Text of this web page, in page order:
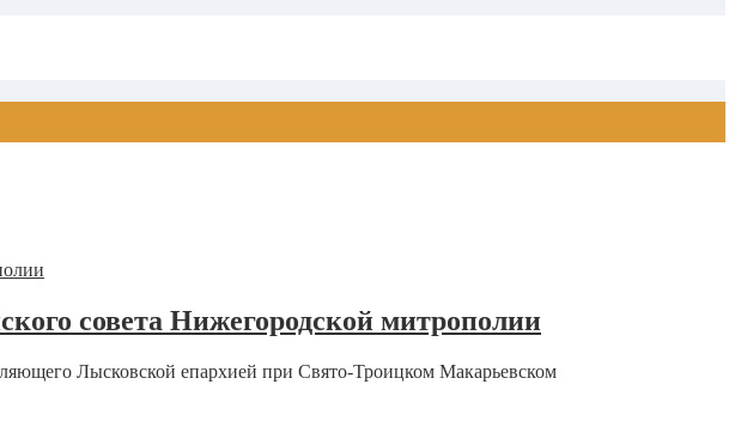
совета Нижегородской митрополии
Лысковской епархией при Свято-Троицком Макарьевском